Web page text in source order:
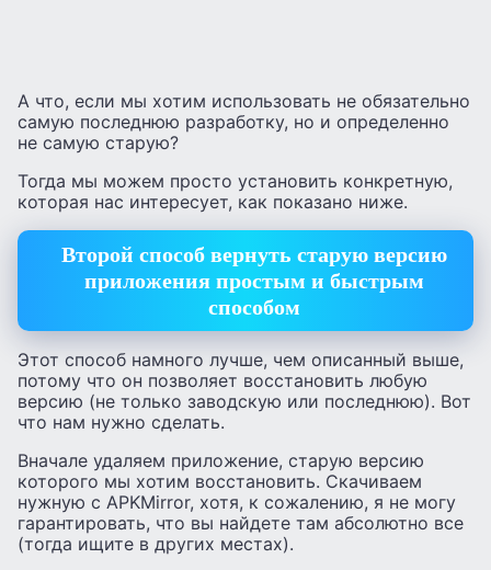
А что, если мы хотим использовать не обязательно
самую последнюю разработку, но и определенно
не самую старую?
Тогда мы можем просто установить конкретную,
которая нас интересует, как показано ниже.
Второй способ вернуть старую версию
приложения простым и быстрым
способом
Этот способ намного лучше, чем описанный выше,
потому что он позволяет восстановить любую
версию (не только заводскую или последнюю). Вот
что нам нужно сделать.
Вначале удаляем приложение, старую версию
которого мы хотим восстановить. Скачиваем
нужную с APKMirror, хотя, к сожалению, я не могу
гарантировать, что вы найдете там абсолютно все
(тогда ищите в других местах).